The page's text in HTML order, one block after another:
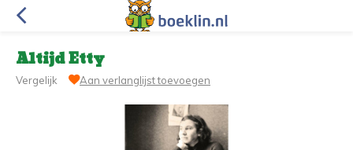
Altijd Etty
Vergelijk Aan verlanglijst toevoegen